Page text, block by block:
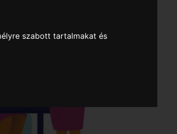
szabott tartalmakat és